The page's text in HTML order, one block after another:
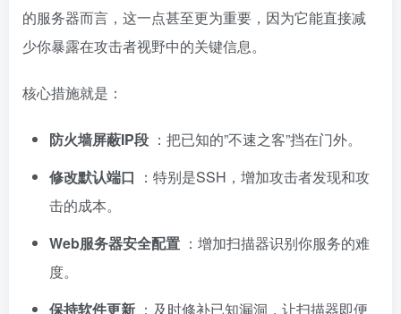
的服务器而言，这一点甚至更为重要，因为它能直接减
少你暴露在攻击者视野中的关键信息。
核心措施就是：
防火墙屏蔽IP段 ：把已知的”不速之客”挡在门外。
修改默认端口 ：特别是SSH，增加攻击者发现和攻
击的成本。
Web服务器安全配置 ：增加扫描器识别你服务的难
度。
保持软件更新 ：及时修补已知漏洞，让扫描器即便